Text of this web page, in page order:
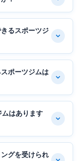
るスポーツジ
ポーツジムは
はあります
グを受けられ